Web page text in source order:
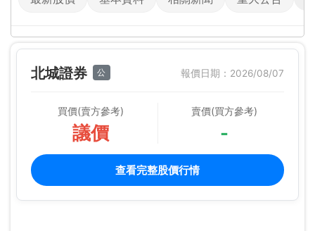
北城證券 公 報價日期：2026/08/07
買價(賣方參考)
議價
賣價(買方參考)
-
查看完整股價行情